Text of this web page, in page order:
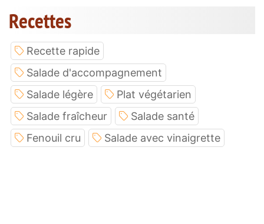
Recettes
Recette rapide
Salade d'accompagnement
Salade légère
Plat végétarien
Salade fraîcheur
Salade santé
Fenouil cru
Salade avec vinaigrette